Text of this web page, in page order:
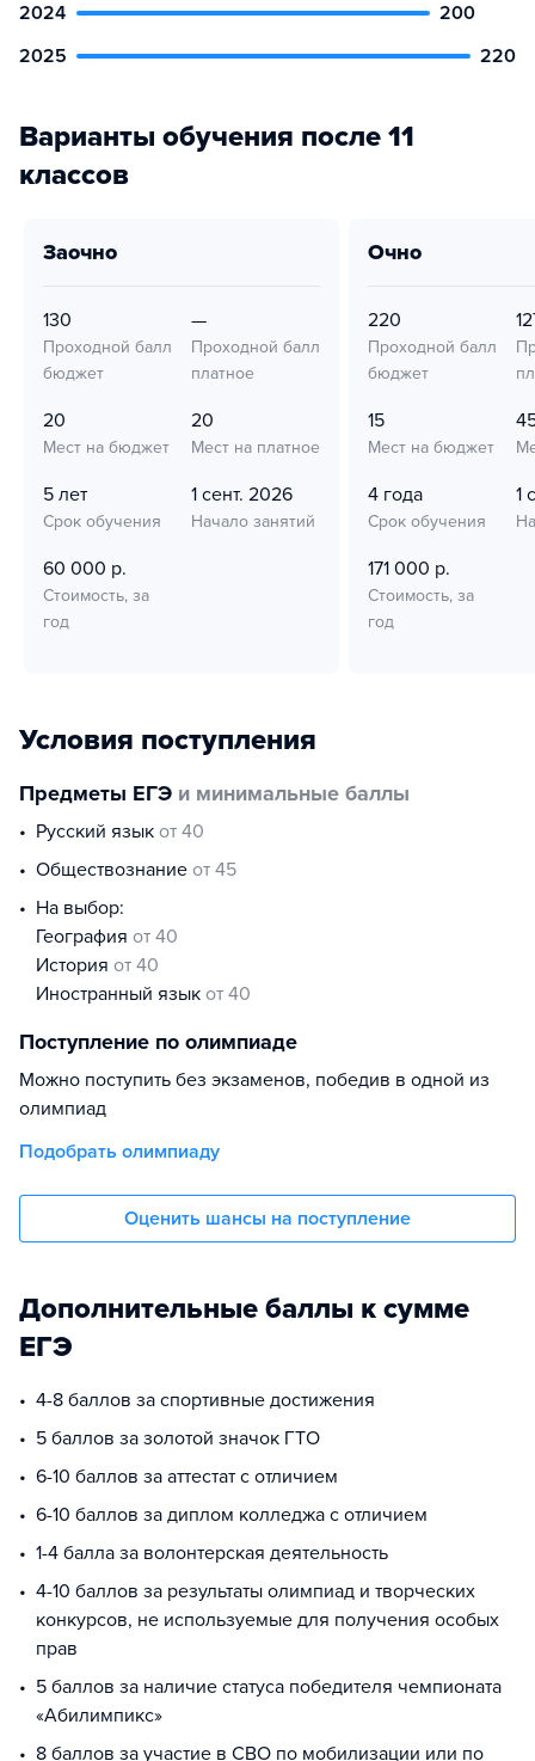
2024
200
2025
220
Варианты обучения после 11
классов
заочно
130
Проходной балл
бюджет
—
Проходной балл
платное
20
Мест на бюджет
20
Мест на платное
5 лет
Срок обучения
1 сент. 2026
Начало занятий
60 000 р.
Стоимость, за
год
очно
220
Проходной балл
бюджет
15
Мест на бюджет
4 года
Срок обучения
1
171 000 р.
Стоимость, за
год
Условия поступления
Предметы ЕГЭ и минимальные баллы
русский язык от 40
обществознание от 45
На выбор:
география от 40
история от 40
иностранный язык от 40
Поступление по олимпиаде
Можно поступить без экзаменов, победив в одной из
олимпиад
Подобрать олимпиаду
Оценить шансы на поступление
Дополнительные баллы к сумме
ЕГЭ
4-8 баллов за спортивные достижения
5 баллов за золотой значок ГТО
6-10 баллов за аттестат с отличием
6-10 баллов за диплом колледжа с отличием
1-4 балла за волонтерская деятельность
4-10 баллов за результаты олимпиад и творческих
конкурсов, не используемые для получения особых
прав
5 баллов за наличие статуса победителя чемпионата
«Абилимпикс»
8 баллов за участие в СВО по мобилизации или по